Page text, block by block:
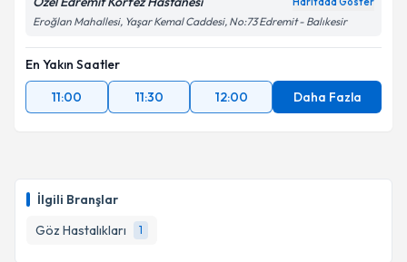
İlgili Branşlar
Göz Hastalıkları
1
Eroğlan Mahallesi, Yaşar Kemal Caddesi, No:73 Edremit - Balıkesir
En Yakın Saatler
11:00
11:30 12:00 Daha Fazla